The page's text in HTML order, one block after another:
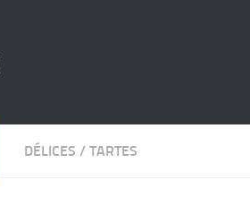
DÉLICES / TARTES